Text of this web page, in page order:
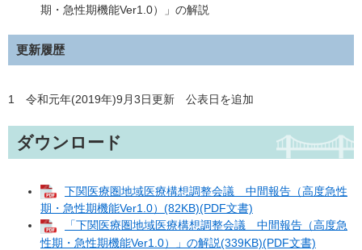
期・急性期機能Ver1.0）」の解説
更新履歴
1 令和元年(2019年)9月3日更新 公表日を追加
ダウンロード
下関医療圏地域医療構想調整会議 中間報告（高度急性
期・急性期機能Ver1.0）(82KB)(PDF文書)
「下関医療圏地域医療構想調整会議 中間報告（高度急
性期・急性期機能Ver1.0）」の解説(339KB)(PDF文書)